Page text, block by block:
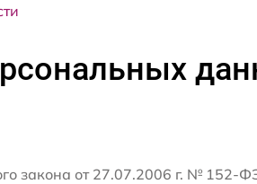
закона от 27.07.2006 г. №